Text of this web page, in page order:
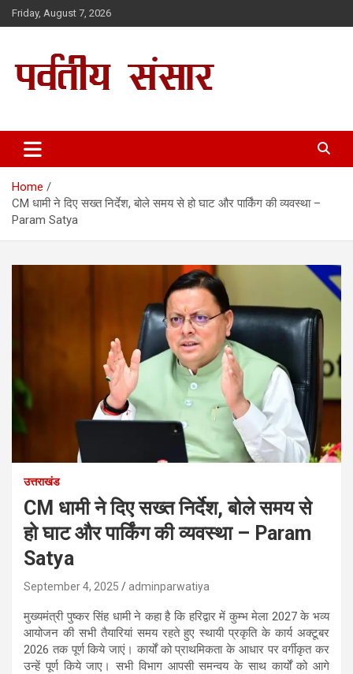
Skip
to
Friday, August 7, 2026
Parwatiya Sansar
Home
CM धामी ने दिए सख्त निर्देश, बोले समय से हो घाट और पार्किंग की व्यवस्था –
Param Satya
उत्तराखंड
CM धामी ने दिए सख्त निर्देश, बोले समय से
हो घाट और पार्किंग की व्यवस्था – Param
Satya
September 4, 2025 adminparwatiya
मुख्यमंत्री पुष्कर सिंह धामी ने कहा है कि हरिद्वार में कुम्भ मेला 2027 के भव्य
आयोजन की सभी तैयारियां समय रहते हुए स्थायी प्रकृति के कार्य अक्टूबर
2026 तक पूर्ण किये जाएं। कार्यों को प्राथमिकता के आधार पर वर्गीकृत कर
उन्हें पूर्ण किये जाए। सभी विभाग आपसी समन्वय के साथ कार्यों को आगे